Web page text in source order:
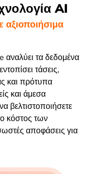
AI
αξιοποιήσιμα
αναλύει τα δεδομένα
τάσεις,
και πρότυπα
και άμεσα
βελτιστοποιήσετε
κόστος των
αποφάσεις για